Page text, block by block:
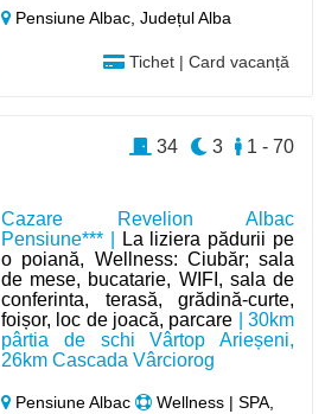
Pensiune Albac,Județul Alba
Tichet | Card vacanță
Cazare Revelion Albac
Pensiune*** |
La liziera pădurii pe
o poiană, Wellness: Ciubăr; sala
de mese, bucatarie, WIFI, sala de
conferinta, terasă, grădină-curte,
foișor, loc de joacă, parcare | 30km
pârtia de schi Vârtop Arieșeni,
26km Cascada Vârciorog
Pensiune Albac
Wellness | SPA,
1 - 70
3
34